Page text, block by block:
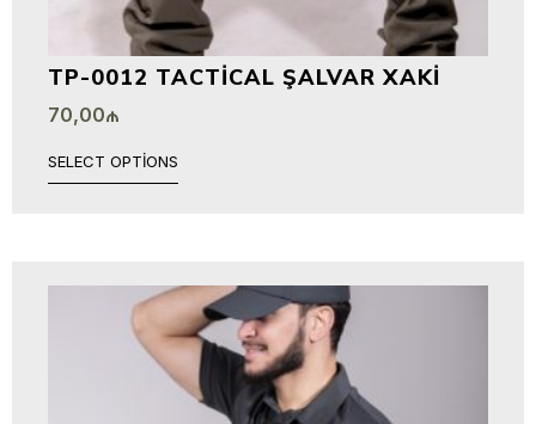
TP-0012 TACTICAL ŞALVAR XAKI
70,00₼
SELECT OPTIONS